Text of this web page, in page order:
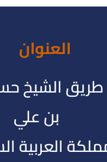
العنوان
طريق الشيخ
بن علي
العربية